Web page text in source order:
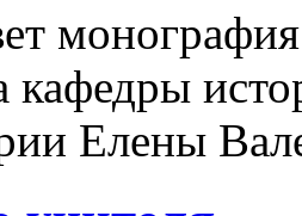
монография
кафедры
Елены